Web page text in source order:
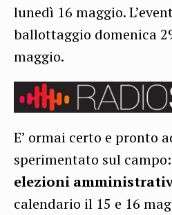
lunedì 16 maggio.
ballottaggio domenica
maggio.
E’ ormai certo e pronto
sperimentato sul campo:
elezioni
calendario il 15 e 16